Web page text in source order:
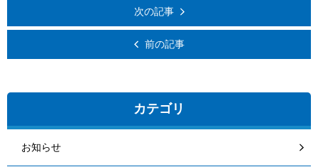
次の記事
前の記事
カテゴリ
お知らせ